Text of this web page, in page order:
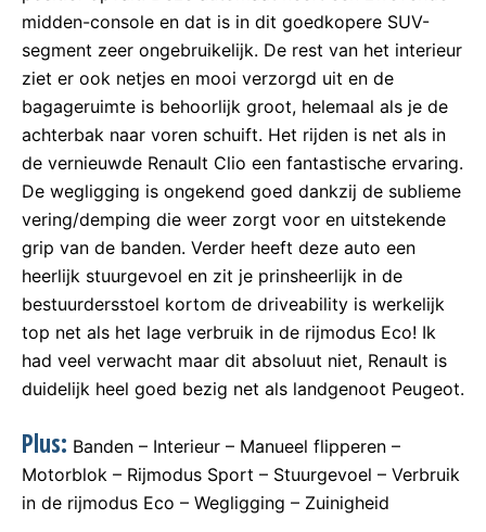
midden-console en dat is in dit goedkopere SUV-
segment zeer ongebruikelijk. De rest van het interieur
ziet er ook netjes en mooi verzorgd uit en de
bagageruimte is behoorlijk groot, helemaal als je de
achterbak naar voren schuift. Het rijden is net als in
de vernieuwde Renault Clio een fantastische ervaring.
De wegligging is ongekend goed dankzij de sublieme
vering/demping die weer zorgt voor en uitstekende
grip van de banden. Verder heeft deze auto een
heerlijk stuurgevoel en zit je prinsheerlijk in de
bestuurdersstoel kortom de driveability is werkelijk
top net als het lage verbruik in de rijmodus Eco! Ik
had veel verwacht maar dit absoluut niet, Renault is
duidelijk heel goed bezig net als landgenoot Peugeot.
Plus: Banden – Interieur – Manueel flipperen –
Motorblok – Rijmodus Sport – Stuurgevoel – Verbruik
in de rijmodus Eco – Wegligging – Zuinigheid